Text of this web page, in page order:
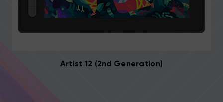
Artist 12 (2nd Generation)